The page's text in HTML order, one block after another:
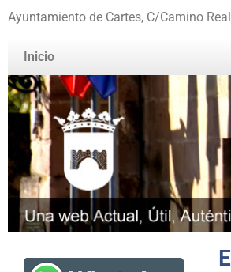
Ayuntamiento de Cartes, C/Camino
Inicio